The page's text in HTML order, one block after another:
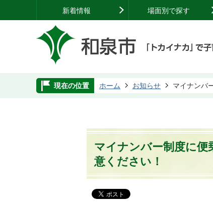
新着情報 場面別で探す
現在の位置 ホーム お知らせ マイナンバ
マイナンバー制度に便
意ください！